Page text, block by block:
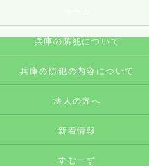
兵庫の防犯について
兵庫の防犯の内容について
法人の方へ
新着情報
すむーず